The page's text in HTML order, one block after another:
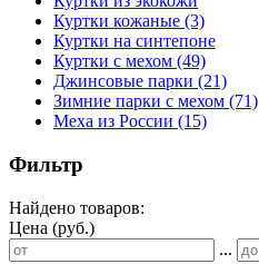
Куртки кожаные (3)
Куртки на синтепоне
Куртки с мехом (49)
Джинсовые парки (21)
Зимние парки с мехом (71)
Меха из России (15)
Фильтр
Найдено товаров:
Цена (руб.)
...